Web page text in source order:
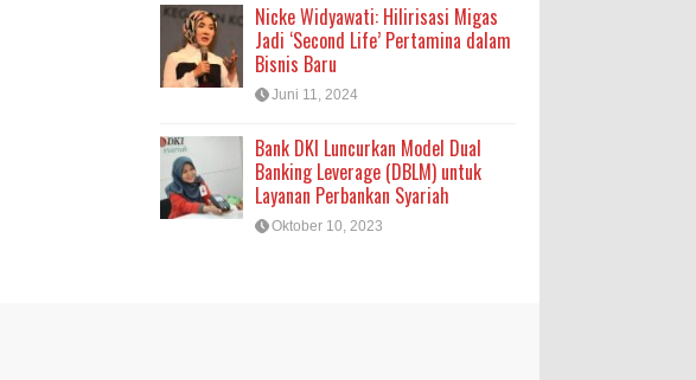
Nicke Widyawati: Hilirisasi Migas
Jadi ‘Second Life’ Pertamina dalam
Bisnis Baru
Juni 11, 2024
Bank DKI Luncurkan Model Dual
Banking Leverage (DBLM) untuk
Layanan Perbankan Syariah
Oktober 10, 2023